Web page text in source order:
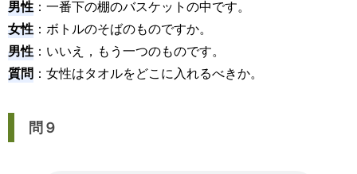
男性 ：一番下の棚のバスケットの中です。
女性 ：ボトルのそばのものですか。
男性 ：いいえ，もう一つのものです。
質問 ：女性はタオルをどこに入れるべきか。
問９